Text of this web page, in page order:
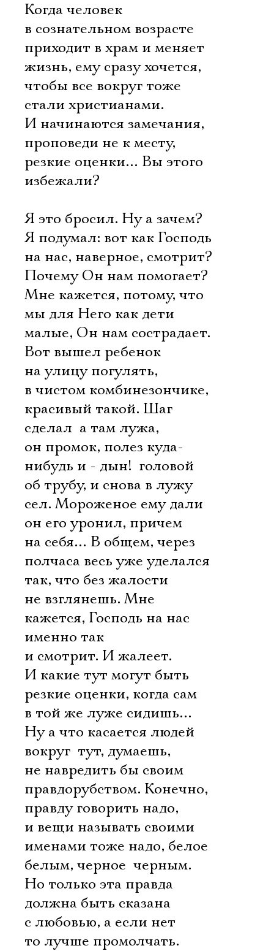
Когда человек
в сознательном возрасте
приходит в храм и меняет
жизнь, ему сразу хочется,
чтобы все вокруг тоже
стали христианами.
И начинаются замечания,
проповеди не к месту,
резкие оценки… Вы этого
избежали?
Я это бросил. Ну а зачем?
Я подумал: вот как Господь
на нас, наверное, смотрит?
Почему Он нам помогает?
Мне кажется, потому, что
мы для Него как дети
малые, Он нам сострадает.
Вот вышел ребенок
на улицу погулять,
в чистом комбинезончике,
красивый такой. Шаг
сделал  а там лужа,
он промок, полез куда-
нибудь и - дын!  головой
об трубу, и снова в лужу
сел. Мороженое ему дали 
он его уронил, причем
на себя… В общем, через
полчаса весь уже уделался
так, что без жалости
не взглянешь. Мне
кажется, Господь на нас
именно так
и смотрит. И жалеет.
И какие тут могут быть
резкие оценки, когда сам
в той же луже сидишь…
Ну а что касается людей
вокруг  тут, думаешь,
не навредить бы своим
правдорубством. Конечно,
правду говорить надо,
и вещи называть своими
именами тоже надо, белое 
белым, черное  черным.
Но только эта правда
должна быть сказана
с любовью, а если нет 
то лучше промолчать.